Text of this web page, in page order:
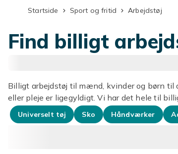
BrugtStartside Sport og fritid Arbejdstøj
Find billigt
Billigt arbejdstøj til mænd, kvinder og børn til
eller pleje er ligegyldigt. Vi har det hele til
Universelt tøj Sko Håndværker